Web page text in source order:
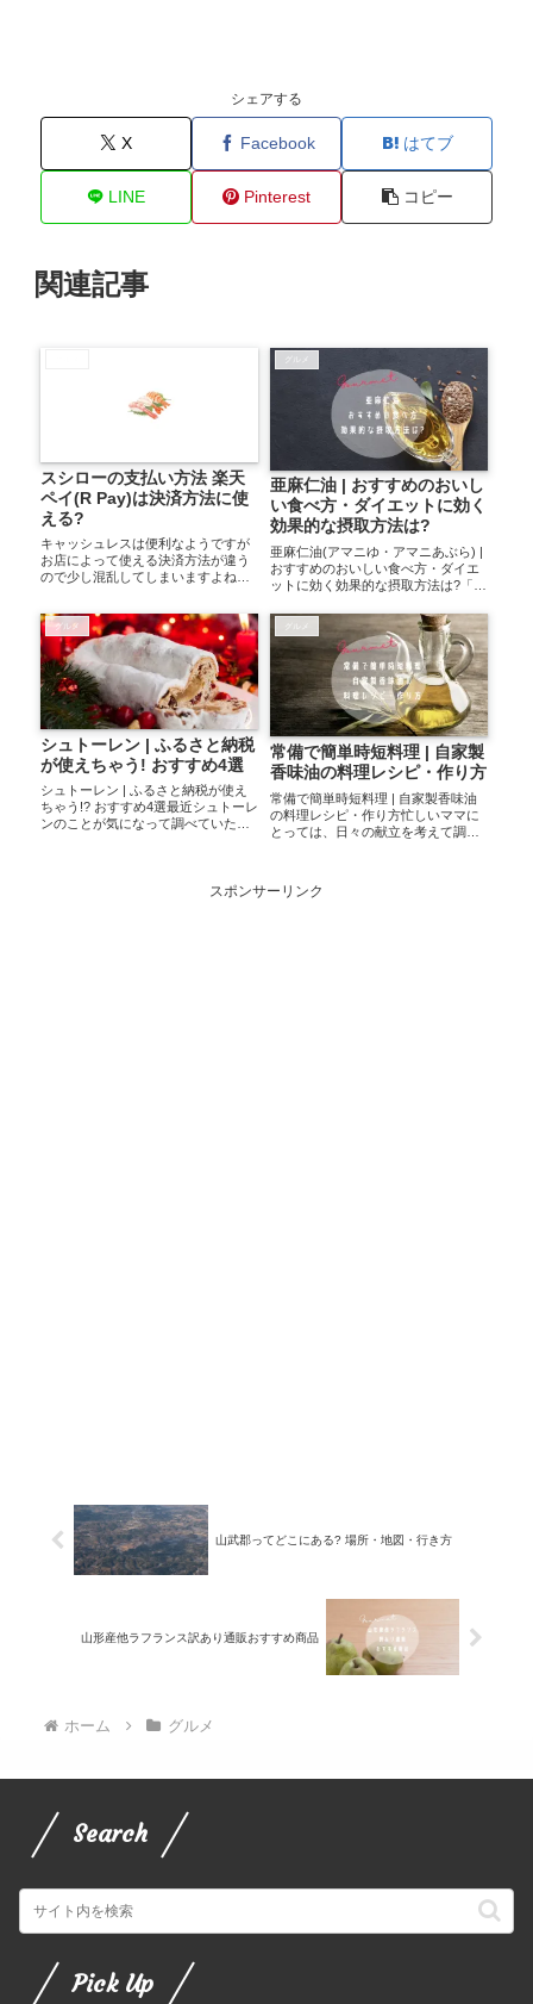
シェアする
X Facebook はてブ
LINE Pinterest コピー
関連記事
スシローの支払い方法 楽天
ペイ(R Pay)は決済方法に使
える?
キャッシュレスは便利なようですが
お店によって使える決済方法が違う
ので少し混乱してしまいますよね。
と思います。スシローのお会計楽天
ペイは使える?スシローではお会計時
楽天Payでの...
亜麻仁油 | おすすめのおいし
い食べ方・ダイエットに効く
効果的な摂取方法は?
亜麻仁油(アマニゆ・アマニあぶら) |
おすすめのおいしい食べ方・ダイエ
ットに効く効果的な摂取方法は?「健
油。その効果が強調される一方で
「ちょっとクセが強くて食べづら
い…」「どうやって食べればいい
の?」という声...
グルメ
シュトーレン | ふるさと納税
が使えちゃう! おすすめ4選
シュトーレン | ふるさと納税が使え
ちゃう!? おすすめ4選最近シュトーレ
ンのことが気になって調べていた
評価数順に上げてみたいと思いま
常備で簡単時短料理 | 自家製
香味油の料理レシピ・作り方
常備で簡単時短料理 | 自家製香味油
の料理レシピ・作り方忙しいママに
とっては、日々の献立を考えて調理
要課題となっています。そこで今回
スポンサーリンク
山武郡ってどこにある? 場所・地図・行き方
山形産他ラフランス訳あり通販おすすめ商品
ホーム グルメ
Search
Pick Up